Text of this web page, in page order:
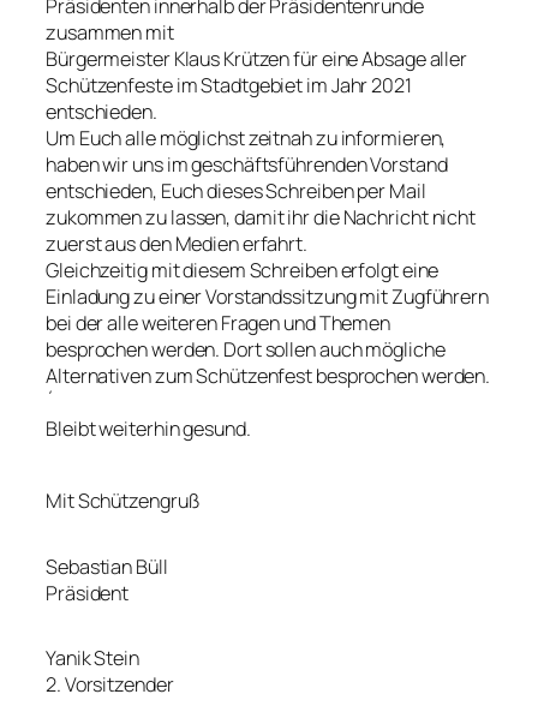
Präsidenten innerhalb der Präsidentenrunde
zusammen mit
Bürgermeister Klaus Krützen für eine Absage aller
Schützenfeste im Stadtgebiet im Jahr 2021
entschieden.
Um Euch alle möglichst zeitnah zu informieren,
haben wir uns im geschäftsführenden Vorstand
entschieden, Euch dieses Schreiben per Mail
zukommen zu lassen, damit ihr die Nachricht nicht
zuerst aus den Medien erfahrt.
Gleichzeitig mit diesem Schreiben erfolgt eine
Einladung zu einer Vorstandssitzung mit Zugführern
bei der alle weiteren Fragen und Themen
besprochen werden. Dort sollen auch mögliche
Alternativen zum Schützenfest besprochen werden.
´
Bleibt weiterhin gesund.
Mit Schützengruß
Sebastian Büll
Präsident
Yanik Stein
2. Vorsitzender